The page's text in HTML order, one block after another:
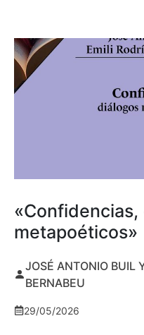
«Confidencias,
metapoéticos»
JOSÉ ANTONIO BUIL
BERNABEU
29/05/2026